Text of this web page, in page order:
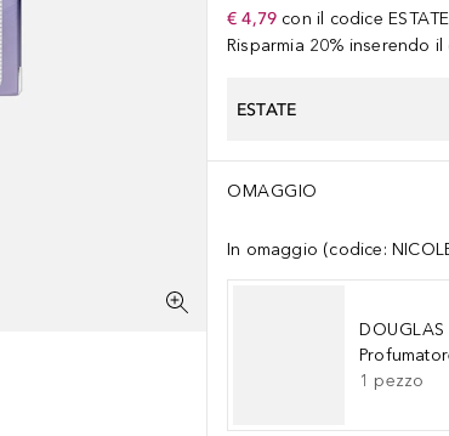
€ 4,79 con il codice ESTATE
Risparmia 20% inserendo
ESTATE
OMAGGIO
In omaggio (codice:
DOUGLAS
1 pezzo